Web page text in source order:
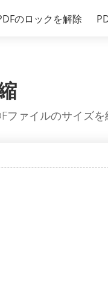
のロックを解除
ファイルのサイズ